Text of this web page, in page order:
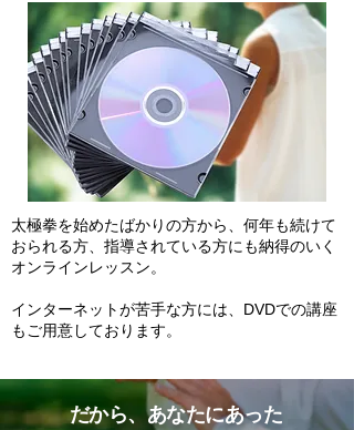
太極拳を始めたばかりの方から、何年も続けて
おられる方、指導されている方にも納得のいく
オンラインレッスン。
インターネットが苦手な方には、DVDでの講座
もご用意しております。
だから、あなたにあった